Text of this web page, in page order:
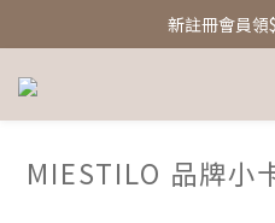
新註冊會員領
新註冊會員領
Free Shipping｜
新註冊會員領
MIESTILO 品牌小